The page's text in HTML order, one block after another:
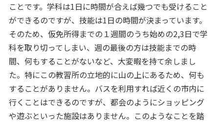
ことです。学科は1日に時間が合えば幾つでも受けること
ができるのですが、技能は1日の時間が決まっています。
そのため、仮免所得までの１週間のうち始めの2,3日で学
科を取り切ってしまい、週の最後の方は技能までの時
間、何もすることがないなど、大変暇を持て余しまし
た。特にこの教習所の立地的に山の上にあるため、何も
することがありません。バスを利用すれば近くの市内に
行くことはできるのですが、都会のようにショッピング
や遊ぶといった施設はありません。このようなことを踏